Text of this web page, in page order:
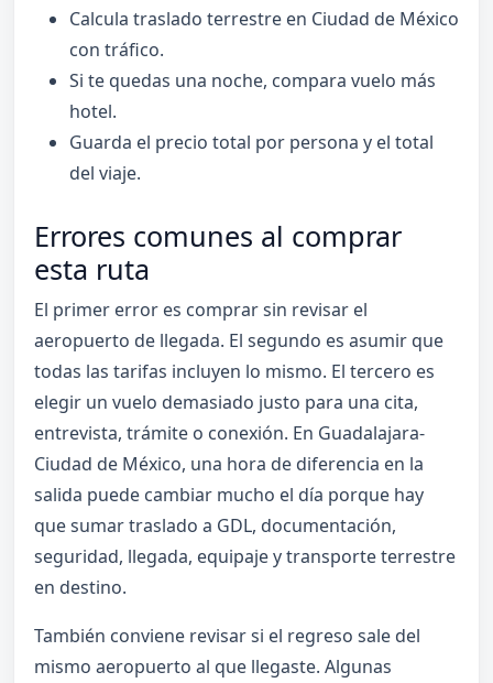
Calcula traslado terrestre en Ciudad de México
con tráfico.
Si te quedas una noche, compara vuelo más
hotel.
Guarda el precio total por persona y el total
del viaje.
Errores comunes al comprar
esta ruta
El primer error es comprar sin revisar el
aeropuerto de llegada. El segundo es asumir que
todas las tarifas incluyen lo mismo. El tercero es
elegir un vuelo demasiado justo para una cita,
entrevista, trámite o conexión. En Guadalajara-
Ciudad de México, una hora de diferencia en la
salida puede cambiar mucho el día porque hay
que sumar traslado a GDL, documentación,
seguridad, llegada, equipaje y transporte terrestre
en destino.
También conviene revisar si el regreso sale del
mismo aeropuerto al que llegaste. Algunas